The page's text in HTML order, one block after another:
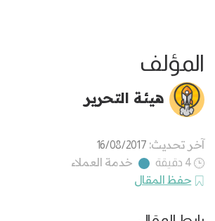
المؤلف
هيئة التحرير
آخر تحديث: 16/08/2017
4 دقيقة
خدمة العملاء
حفظ المقال